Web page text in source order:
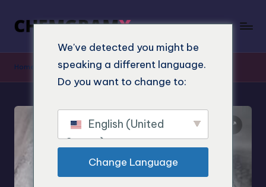
Home " Ketamin kristályok vásárlása online
We've detected you might be
speaking a different language.
Do you want to change to:
English (United
States)
Change Language